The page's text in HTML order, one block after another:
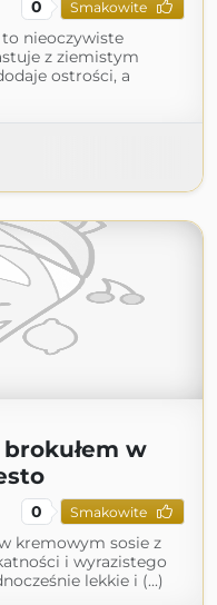
0 Smakowite
to nieoczywiste
z ziemistym
ostrości, a
w
0 Smakowite
kremowym sosie z
i wyrazistego
lekkie i (...)